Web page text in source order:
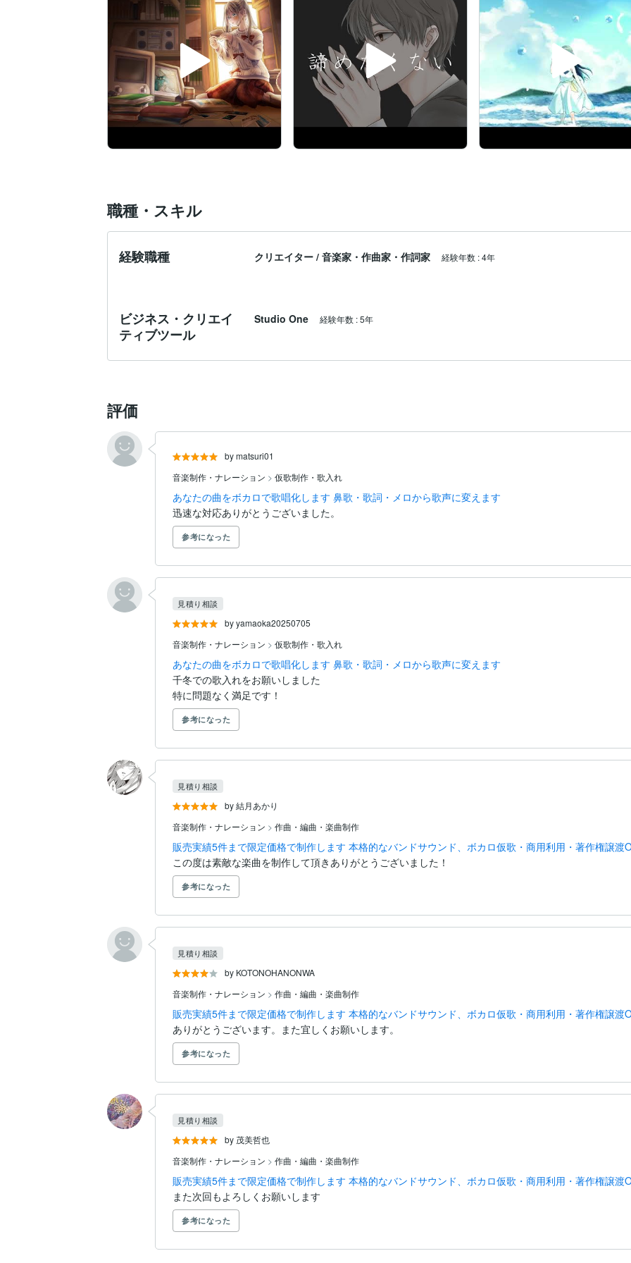
職種・スキル
経験職種 クリエイター / 音楽家・作曲家・作詞家 経験年数 :4年
ビジネス・クリエイ
ティブツール
Studio One 経験年数 :5年
評価
by matsuri01
音楽制作・ナレーション > 仮歌制作・歌入れ
あなたの曲をボカロで歌唱化します 鼻歌・歌詞・メロから歌声に変えます
迅速な対応ありがとうございました。
参考になった
見積り相談
by yamaoka20250705
音楽制作・ナレーション > 仮歌制作・歌入れ
あなたの曲をボカロで歌唱化します 鼻歌・歌詞・メロから歌声に変えます
千冬での歌入れをお願いしました
特に問題なく満足です！
参考になった
見積り相談
by 結月あかり
音楽制作・ナレーション > 作曲・編曲・楽曲制作
販売実績5件まで限定価格で制作します 本格的なバンドサウンド、ボカロ仮歌・商用利用・著作権譲渡
この度は素敵な楽曲を制作して頂きありがとうございました！
参考になった
見積り相談
by KOTONOHANONWA
音楽制作・ナレーション > 作曲・編曲・楽曲制作
販売実績5件まで限定価格で制作します 本格的なバンドサウンド、ボカロ仮歌・商用利用・著作権譲渡
ありがとうございます。また宜しくお願いします。
参考になった
見積り相談
by 茂美哲也
音楽制作・ナレーション > 作曲・編曲・楽曲制作
販売実績5件まで限定価格で制作します 本格的なバンドサウンド、ボカロ仮歌・商用利用・著作権譲渡
また次回もよろしくお願いします
参考になった